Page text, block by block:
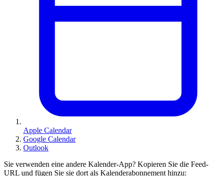
Apple Calendar
Google Calendar
Outlook
Sie verwenden eine andere Kalender-App? Kopieren Sie die Feed-
URL und fügen Sie sie dort als Kalenderabonnement hinzu: